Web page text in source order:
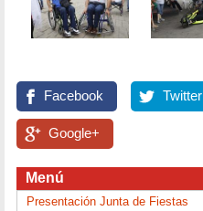
Facebook Twitter
Google+
Menú
Presentación Junta de Fiestas